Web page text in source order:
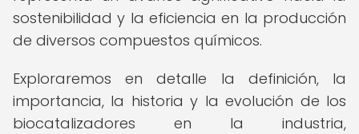
sostenibilidad y la eficiencia en la producción
de diversos compuestos químicos.
Exploraremos en detalle la definición, la
importancia, la historia y la evolución de los
biocatalizadores en la industria,